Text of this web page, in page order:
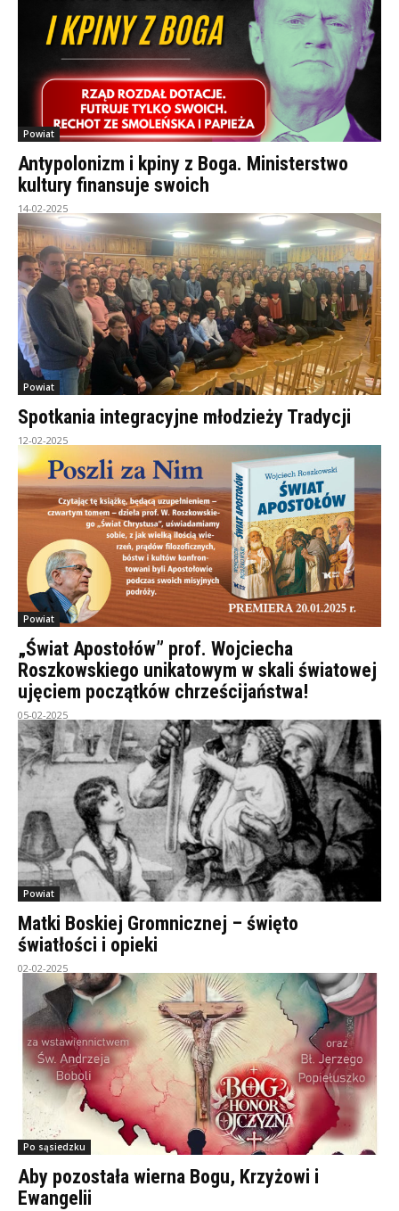
Powiat
Antypolonizm i kpiny z Boga. Ministerstwo
kultury finansuje swoich
14-02-2025
Powiat
Spotkania integracyjne młodzieży Tradycji
12-02-2025
Powiat
„Świat Apostołów” prof. Wojciecha
Roszkowskiego unikatowym w skali światowej
ujęciem początków chrześcijaństwa!
05-02-2025
Powiat
Matki Boskiej Gromnicznej – święto
światłości i opieki
02-02-2025
Po sąsiedzku
Aby pozostała wierna Bogu, Krzyżowi i
Ewangelii